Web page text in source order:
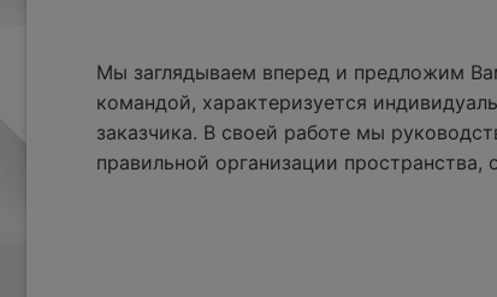
Мы заглядываем вперед и предложим
командой, характеризуется
заказчика. В своей работе мы
правильной организации пространства,